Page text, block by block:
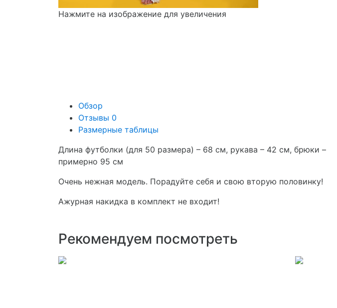
Нажмите на изображение для увеличения
Обзор
Отзывы 0
Размерные таблицы
Длина футболки (для 50 размера) – 68 см, рукава – 42 см, брюки –
примерно 95 см
Очень нежная модель. Порадуйте себя и свою вторую половинку!
Ажурная накидка в комплект не входит!
Рекомендуем посмотреть